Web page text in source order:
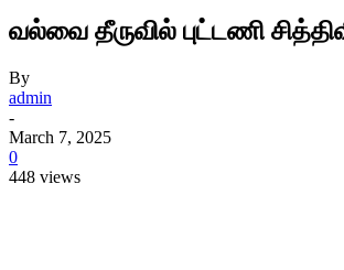
வல்வை தீருவில் புட்டணி
By
admin
-
March 7, 2025
0
448 views